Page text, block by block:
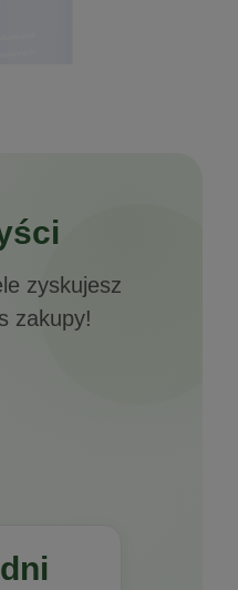
zł
zyskujesz
zakupy!